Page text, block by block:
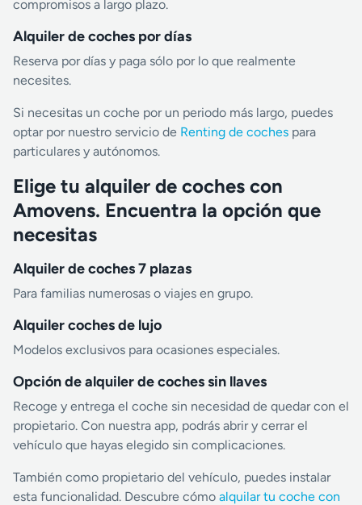
compromisos a largo plazo.
Alquiler de coches por días
Reserva por días y paga sólo por lo que realmente
necesites.
Si necesitas un coche por un periodo más largo, puedes
optar por nuestro servicio de Renting de coches para
particulares y autónomos.
Elige tu alquiler de coches con
Amovens. Encuentra la opción que
necesitas
Alquiler de coches 7 plazas
Para familias numerosas o viajes en grupo.
Alquiler coches de lujo
Modelos exclusivos para ocasiones especiales.
Opción de alquiler de coches sin llaves
Recoge y entrega el coche sin necesidad de quedar con el
propietario. Con nuestra app, podrás abrir y cerrar el
vehículo que hayas elegido sin complicaciones.
También como propietario del vehículo, puedes instalar
esta funcionalidad. Descubre cómo alquilar tu coche con